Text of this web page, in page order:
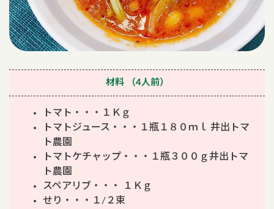
材料（4人前）
トマト・・・１Ｋｇ
トマトジュース・・・１瓶１８０ｍｌ 井出トマ
ト農園
トマトケチャップ・・・１瓶３００ｇ井出トマ
ト農園
スペアリブ・・・ １Ｋｇ
せり・・・１/２束